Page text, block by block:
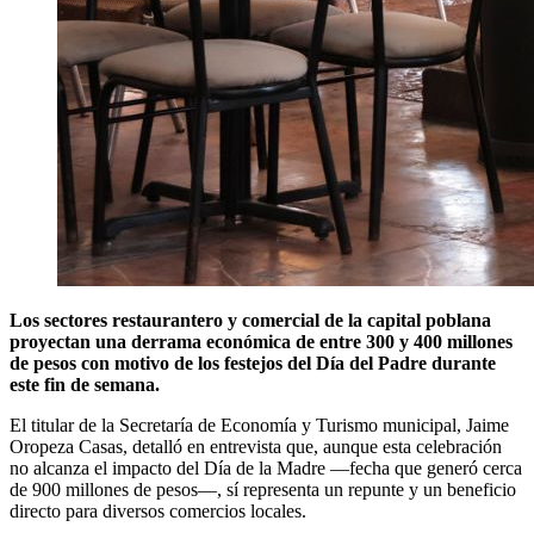
Los sectores restaurantero y comercial de la capital poblana
proyectan una derrama económica de entre 300 y 400 millones
de pesos con motivo de los festejos del Día del Padre durante
este fin de semana.
El titular de la Secretaría de Economía y Turismo municipal, Jaime
Oropeza Casas, detalló en entrevista que, aunque esta celebración
no alcanza el impacto del Día de la Madre —fecha que generó cerca
de 900 millones de pesos—, sí representa un repunte y un beneficio
directo para diversos comercios locales.